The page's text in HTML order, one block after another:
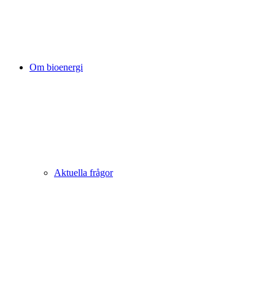
Om bioenergi
Aktuella frågor